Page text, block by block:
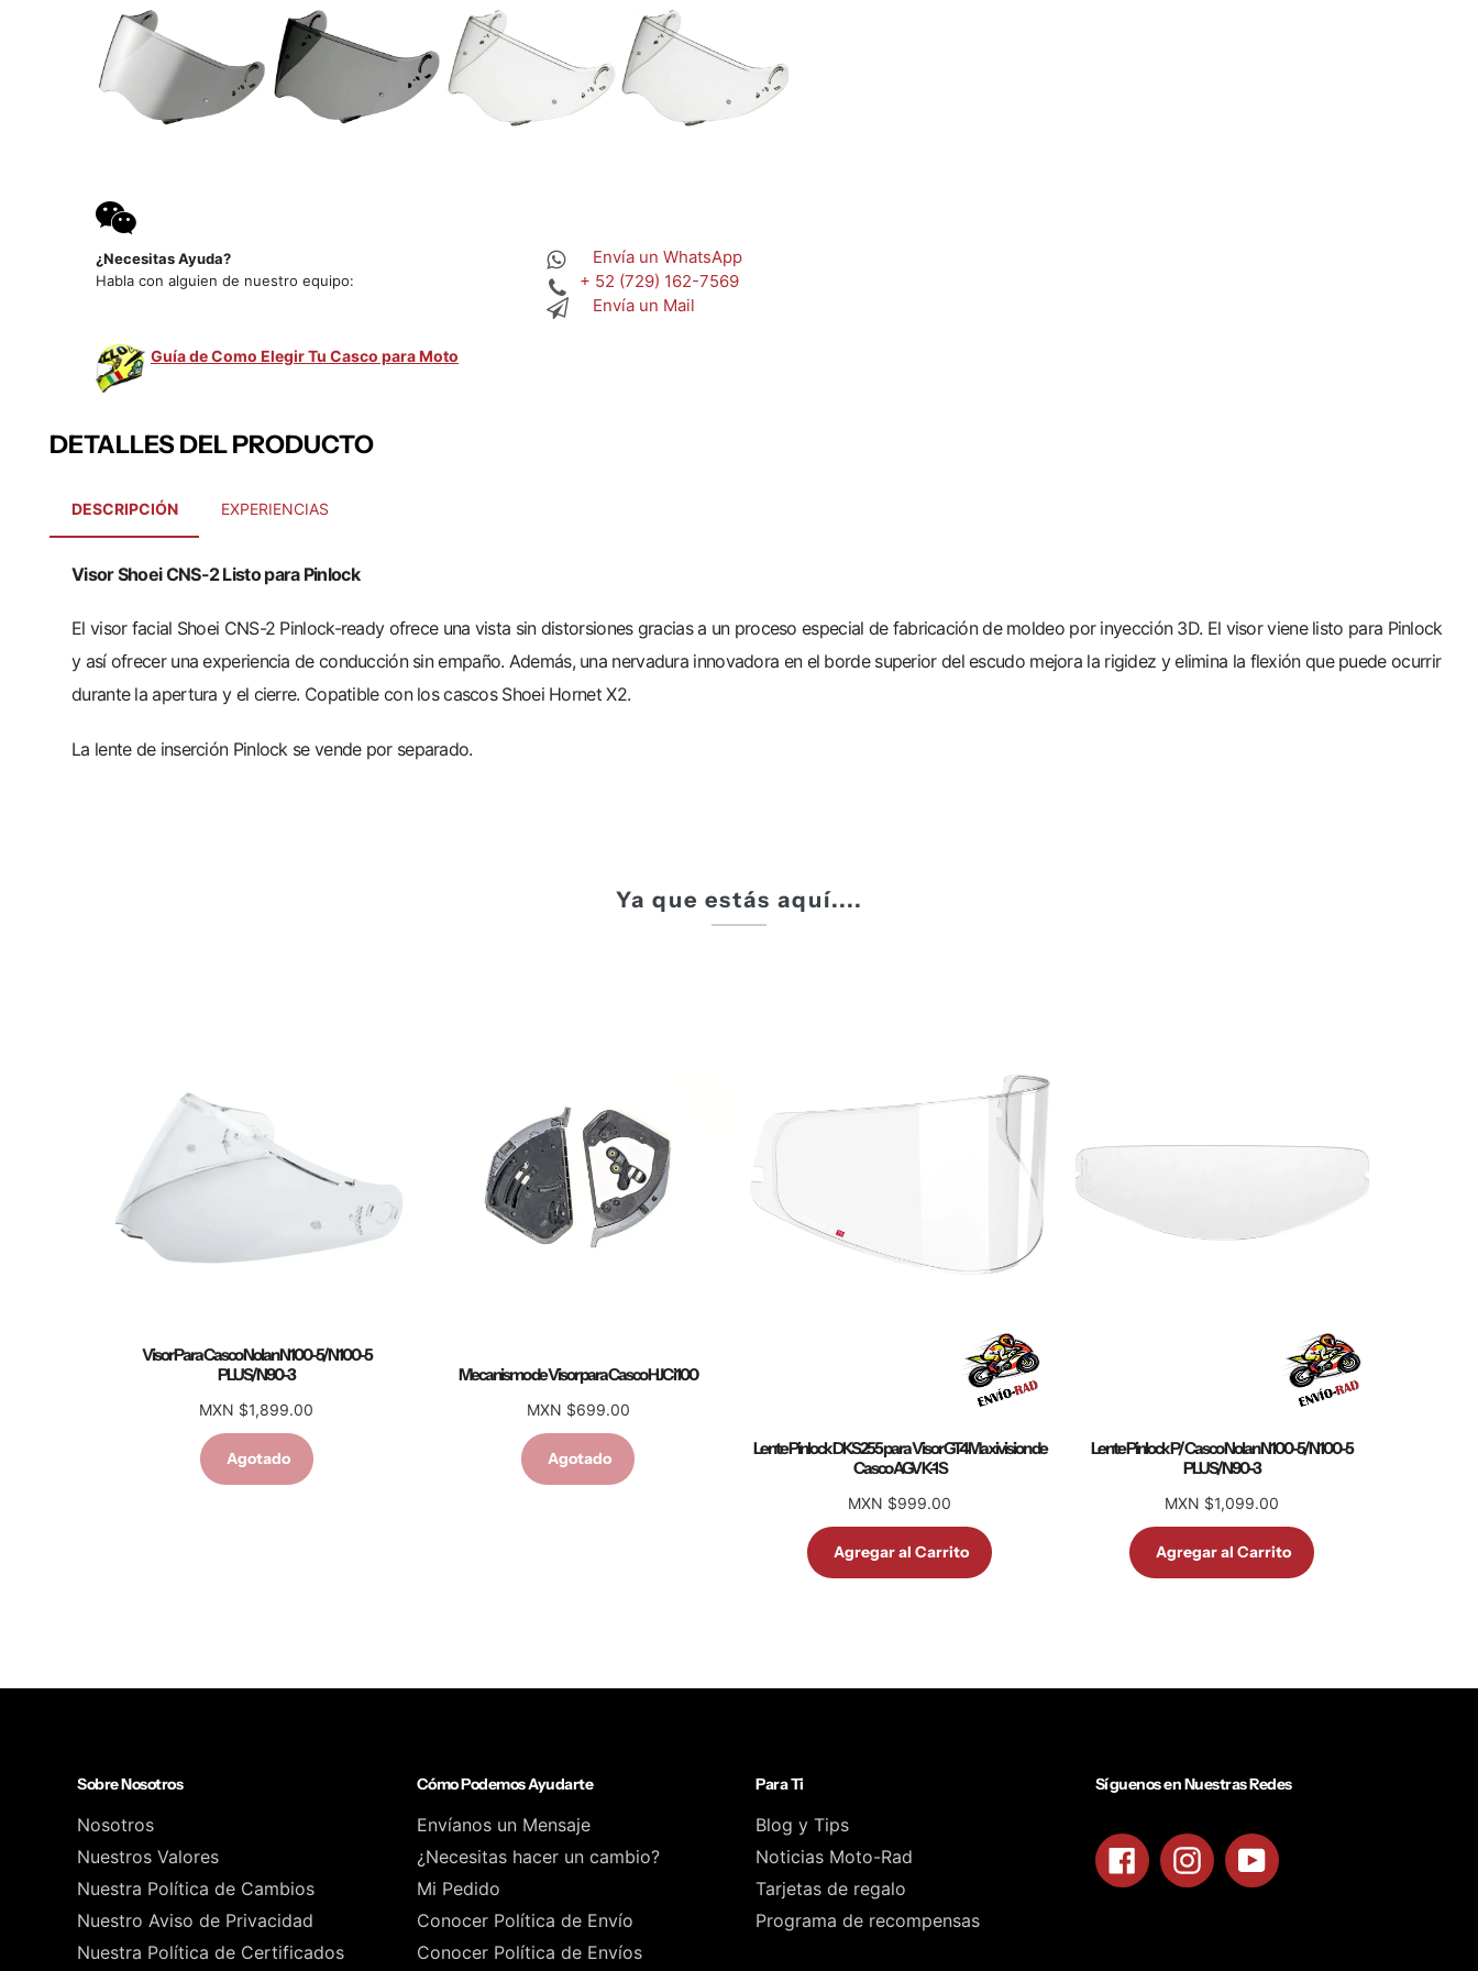
¿Necesitas Ayuda?
Habla con alguien de nuestro equipo:
Envía un WhatsApp
+ 52 (729) 162-7569
Envía un Mail
Guía de Como Elegir Tu Casco para Moto
DETALLES DEL PRODUCTO
DESCRIPCIÓN EXPERIENCIAS
Visor Shoei CNS-2 Listo para Pinlock
El visor facial Shoei CNS-2 Pinlock-ready ofrece una vista sin distorsiones gracias a un proceso especial de fabricación de moldeo por inyección 3D. El visor viene listo para Pinlock
y así ofrecer una experiencia de conducción sin empaño. Además, una nervadura innovadora en el borde superior del escudo mejora la rigidez y elimina la flexión que puede ocurrir
durante la apertura y el cierre. Copatible con los cascos Shoei Hornet X2.
La lente de inserción Pinlock se vende por separado.
Ya que estás aquí....
Visor Para Casco Nolan N100-5/N100-5
PLUS/N90-3
MXN $1,899.00
Agotado
Mecanismo de Visor para Casco HJC i100
MXN $699.00
Agotado
Lente Pinlock DKS255 para Visor GT4 Maxivision de
Casco AGV K-1 S
MXN $999.00
Agregar al Carrito
Lente Pinlock P/ Casco Nolan N100-5/N100-5
PLUS/N90-3
MXN $1,099.00
Agregar al Carrito
Sobre Nosotros
Nosotros
Nuestros Valores
Nuestra Política de Cambios
Nuestro Aviso de Privacidad
Nuestra Política de Certificados
Cómo Podemos Ayudarte
Envíanos un Mensaje
¿Necesitas hacer un cambio?
Mi Pedido
Conocer Política de Envío
Conocer Política de Envíos
Para Ti
Blog y Tips
Noticias Moto-Rad
Tarjetas de regalo
Programa de recompensas
Síguenos en Nuestras Redes
FacebookInstagramYouTube